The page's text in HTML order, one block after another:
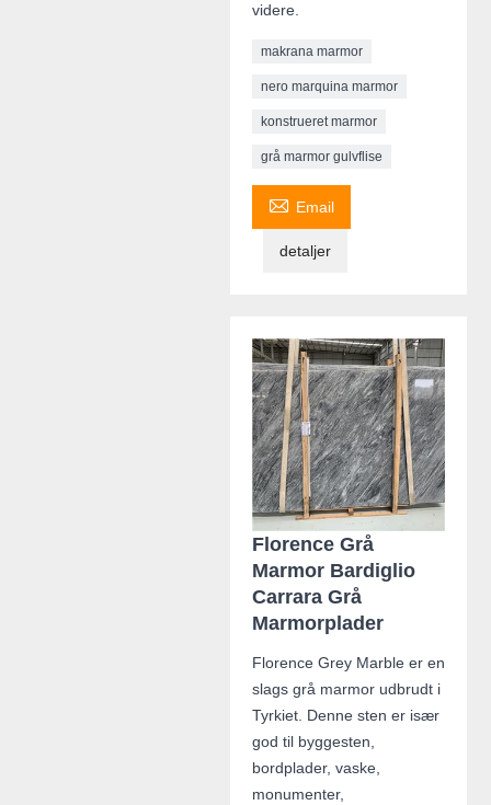
videre.
makrana marmor
nero marquina marmor
konstrueret marmor
grå marmor gulvflise
 Email
detaljer
Florence Grå
Marmor Bardiglio
Carrara Grå
Marmorplader
Florence Grey Marble er en
slags grå marmor udbrudt i
Tyrkiet. Denne sten er især
god til byggesten,
bordplader, vaske,
monumenter,